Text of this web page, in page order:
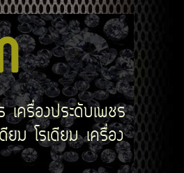
ครื่องประดับเพชร
ม โรเดียม เครื่อง